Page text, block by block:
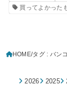
買ってよかった
HOME タグ : バン
2026 2025